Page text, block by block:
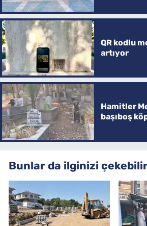
QR kodlu
artıyor
Hamitler
başıboş
Bunlar da ilginizi